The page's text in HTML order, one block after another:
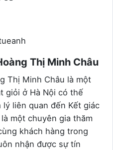
Thị Minh Châu
Thị Minh Châu là một
giỏi ở Hà Nội có thế
liên quan đến Kết giác
một chuyên gia thăm
khách hàng trong
nhận được sự tín